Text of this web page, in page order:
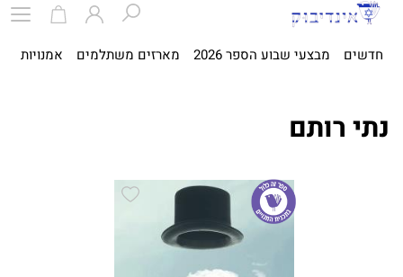
חדשים מבצעי שבוע הספר 2026 מארזים משתלמים אמנויות
נתי רותם